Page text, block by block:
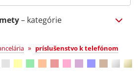
– kategórie
k telefónom
» príslušenstvo k telefónom